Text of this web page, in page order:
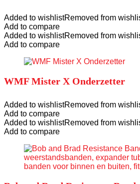
Added to wishlistRemoved from
Add to compare
Added to wishlistRemoved from
Add to compare
WMF Mister X Onderzetter
Added to wishlistRemoved from
Add to compare
Added to wishlistRemoved from
Add to compare